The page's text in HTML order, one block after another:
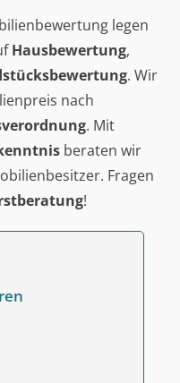
legen
Hausbewertung,
. Wir
nach
. Mit
beraten wir
Fragen
!